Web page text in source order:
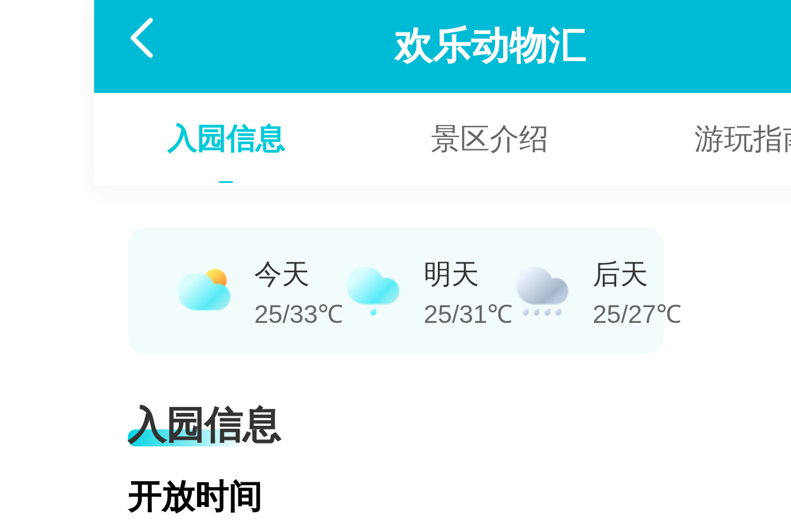
 欢乐动物汇
入园信息 景区介绍 游玩指
今天
25/33℃
明天
25/31℃
后天
25/27℃
入园信息
开放时间